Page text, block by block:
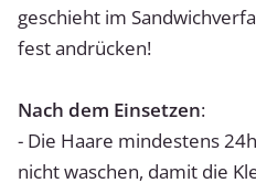
geschieht im
fest andrücken!
Nach dem Einsetzen:
- Die Haare mindestens
nicht waschen, damit die